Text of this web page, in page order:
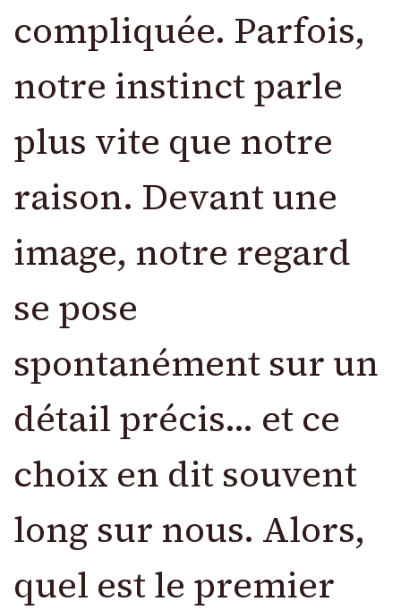
compliquée. Parfois,
notre instinct parle
plus vite que notre
raison. Devant une
image, notre regard
se pose
spontanément sur un
détail précis… et ce
choix en dit souvent
long sur nous. Alors,
quel est le premier